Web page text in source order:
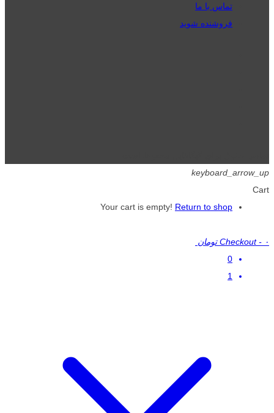
تماس با ما
فروشنده شوید
keyboard_arrow_up
Cart
Your cart is empty! Return to shop
Checkout - ۰ تومان
0
1